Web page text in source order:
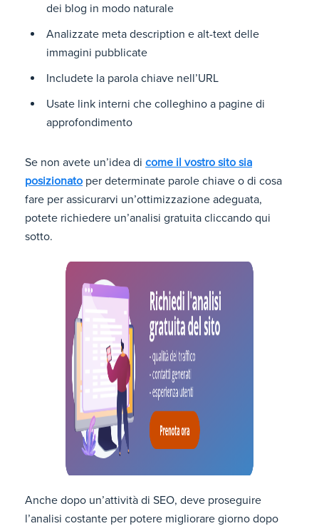
dei blog in modo naturale
Analizzate meta description e alt-text delle
immagini pubblicate
Includete la parola chiave nell’URL
Usate link interni che colleghino a pagine di
approfondimento
Se non avete un’idea di come il vostro sito sia
posizionato per determinate parole chiave o di cosa
fare per assicurarvi un’ottimizzazione adeguata,
potete richiedere un’analisi gratuita cliccando qui
sotto.
Anche dopo un’attività di SEO, deve proseguire
l’analisi costante per potere migliorare giorno dopo